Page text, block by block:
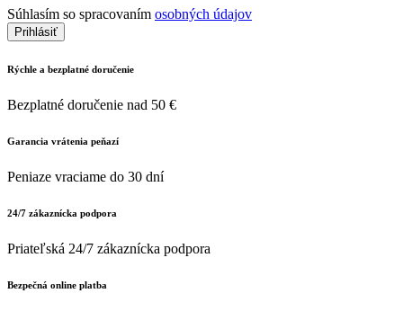
Súhlasím so spracovaním osobných údajov
Prihlásiť
Rýchle a bezplatné doručenie
Bezplatné doručenie nad 50 €
Garancia vrátenia peňazí
Peniaze vraciame do 30 dní
24/7 zákaznícka podpora
Priateľská 24/7 zákaznícka podpora
Bezpečná online platba